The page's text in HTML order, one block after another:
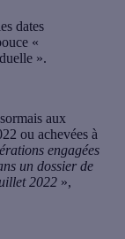
dates
«
».
aux
ou achevées à
engagées
un dossier de
2022 »,